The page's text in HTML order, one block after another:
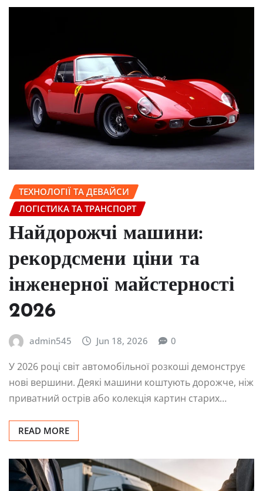
ТЕХНОЛОГІЇ ТА ДЕВАЙСИ
ЛОГІСТИКА ТА ТРАНСПОРТ
Найдорожчі машини:
рекордсмени ціни та
інженерної майстерності
2026
admin545 Jun 18, 2026 0
У 2026 році світ автомобільної розкоші демонструє
нові вершини. Деякі машини коштують дорожче, ніж
приватний острів або колекція картин старих…
READ MORE